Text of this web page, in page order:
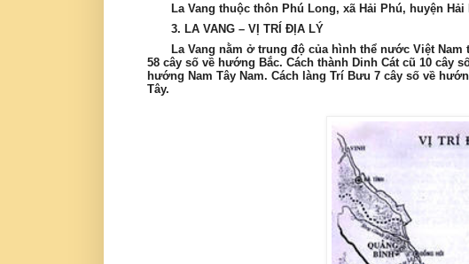
La Vang thuộc thôn Phú Long, xã Hải Phú, huyện
3. LA VANG – VỊ TRÍ ĐỊA LÝ
La Vang nằm ở trung độ của hình thể nước Việt Nam
58 cây số về hướng Bắc. Cách thành Dinh Cát cũ 10 cây
hướng Nam Tây Nam. Cách làng Trí Bưu 7 cây số về
Tây.